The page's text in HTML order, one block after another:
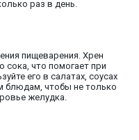
раз в день.
пищеварения. Хрен
сока, что помогает при
его в салатах, соусах
блюдам, чтобы не только
желудка.